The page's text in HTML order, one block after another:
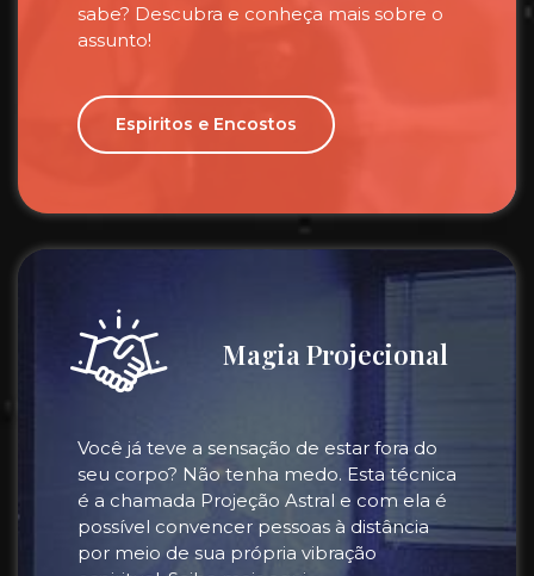
sabe? Descubra e conheça mais sobre o
assunto!
Espiritos e Encostos
Magia Projecional
Você já teve a sensação de estar fora do
seu corpo? Não tenha medo. Esta técnica
é a chamada Projeção Astral e com ela é
possível convencer pessoas à distância
por meio de sua própria vibração